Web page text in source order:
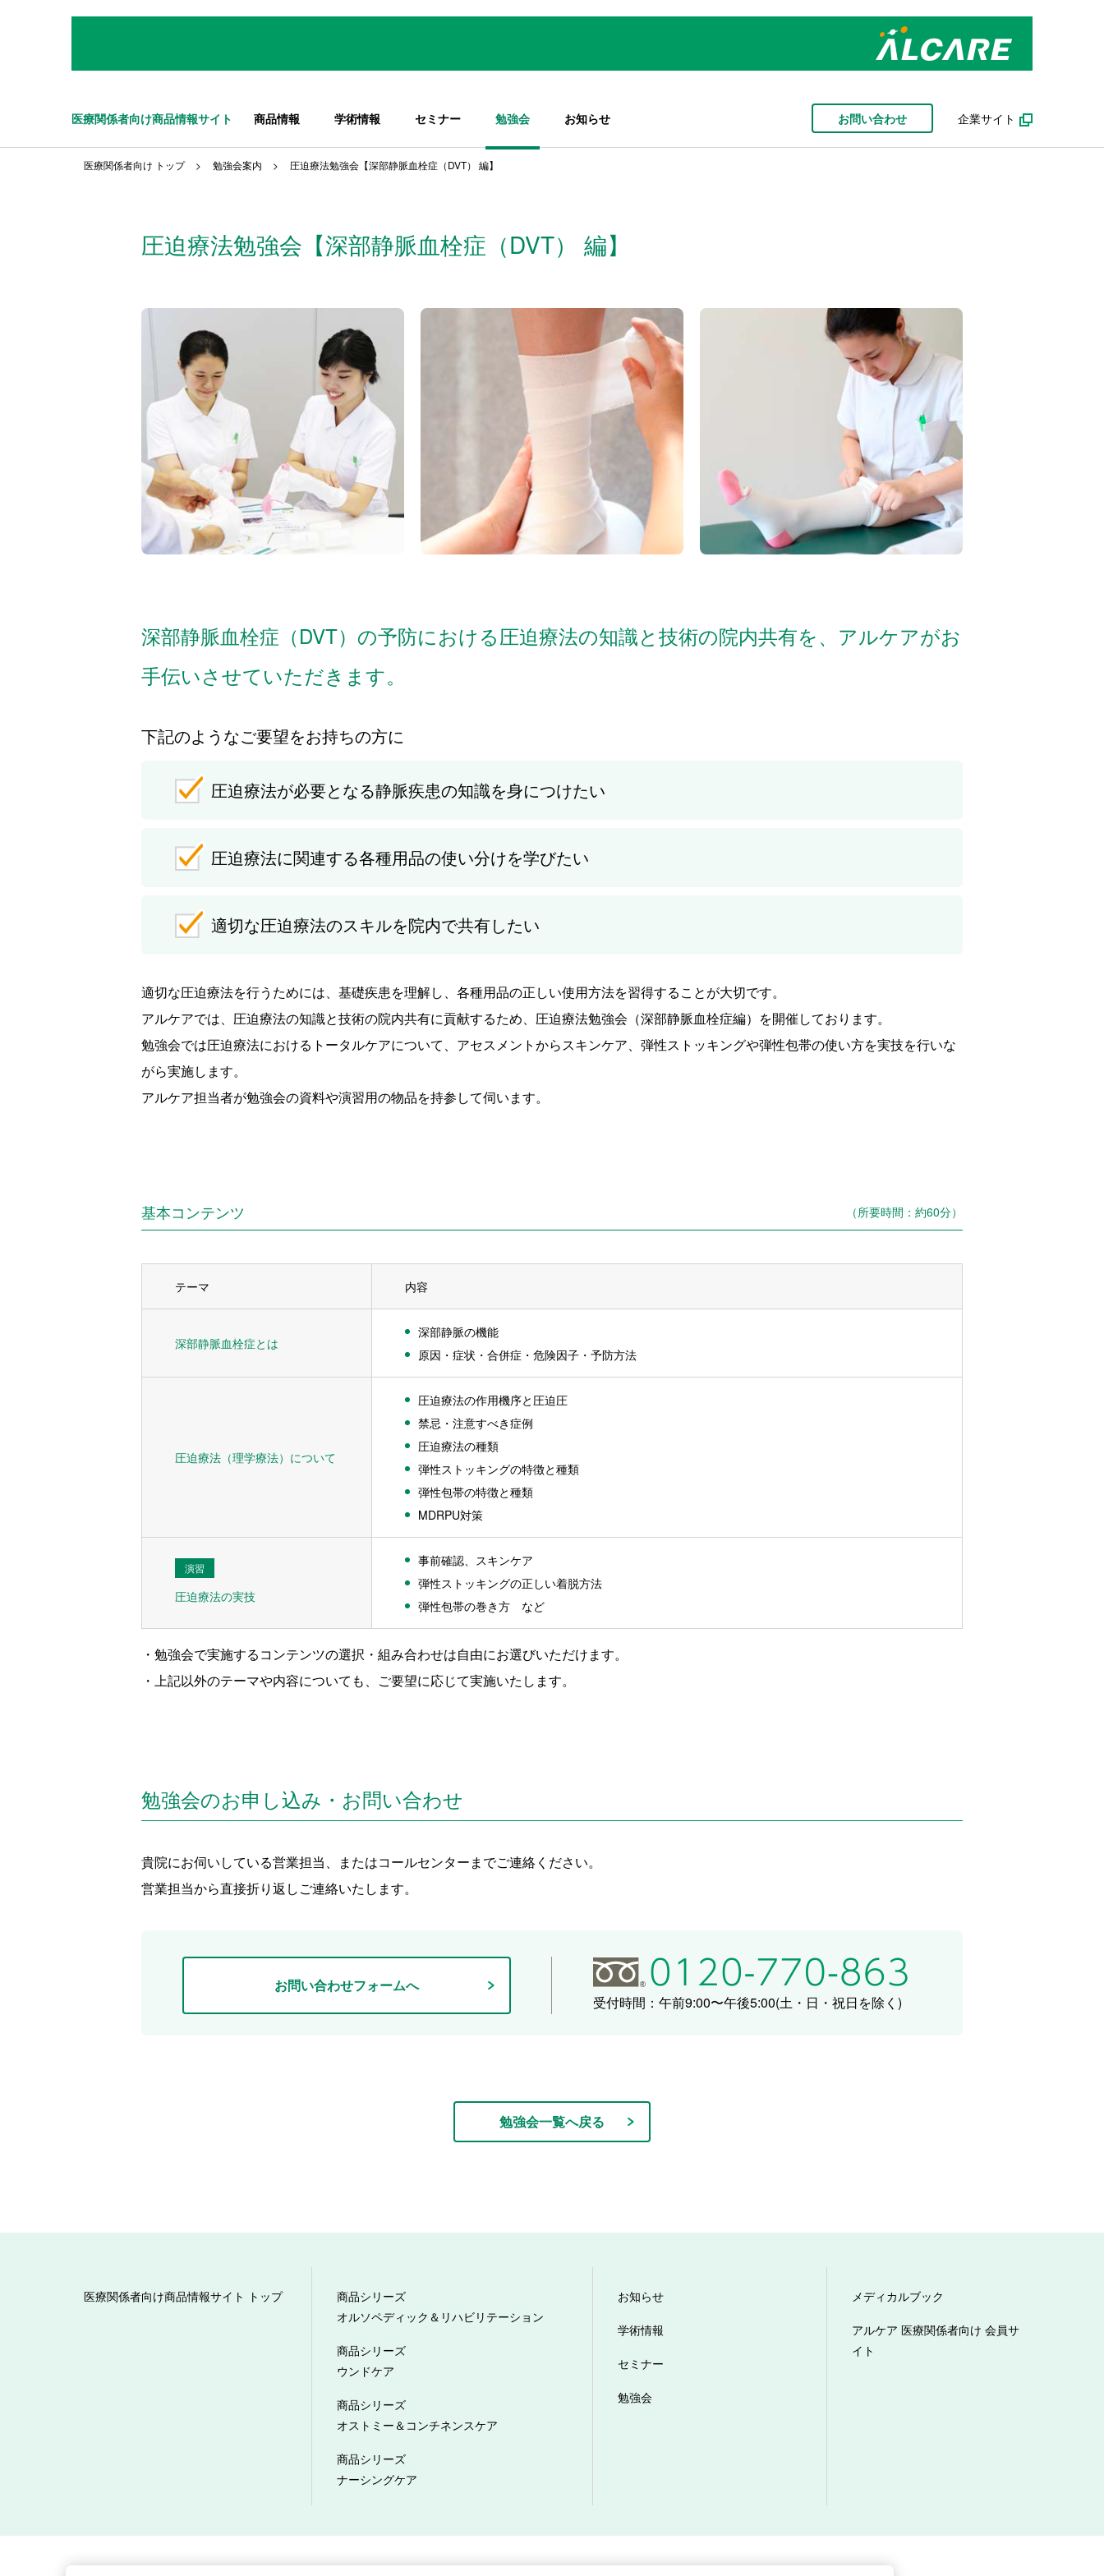
医療関係者向け商品情報サイト 商品情報 学術情報 セミナー 勉強会 お知らせ お問い合わせ 企業サイト
医療関係者向け トップ 勉強会案内 圧迫療法勉強会 【深部静脈血栓症（DVT） 編】
圧迫療法勉強会 【深部静脈血栓症（DVT） 編】
深部静脈血栓症（DVT）の予防における圧迫療法の知識と技術の院内共有を、アルケアがお
手伝いさせていただきます。
下記のようなご要望をお持ちの方に
圧迫療法が必要となる静脈疾患の知識を身につけたい
圧迫療法に関連する各種用品の使い分けを学びたい
適切な圧迫療法のスキルを院内で共有したい
適切な圧迫療法を行うためには、基礎疾患を理解し、各種用品の正しい使用方法を習得することが大切です。
アルケアでは、圧迫療法の知識と技術の院内共有に貢献するため、圧迫療法勉強会（深部静脈血栓症編）を開催しております。
勉強会では圧迫療法におけるトータルケアについて、アセスメントからスキンケア、弾性ストッキングや弾性包帯の使い方を実技を行いな
がら実施します。
アルケア担当者が勉強会の資料や演習用の物品を持参して伺います。
基本コンテンツ （所要時間：約60分）
テーマ 内容
深部静脈血栓症とは
深部静脈の機能
原因・症状・合併症・危険因子・予防方法
圧迫療法（理学療法）について
圧迫療法の作用機序と圧迫圧
禁忌・注意すべき症例
圧迫療法の種類
弾性ストッキングの特徴と種類
弾性包帯の特徴と種類
MDRPU対策
演習
圧迫療法の実技
事前確認、スキンケア
弾性ストッキングの正しい着脱方法
弾性包帯の巻き方 など
・勉強会で実施するコンテンツの選択・組み合わせは自由にお選びいただけます。
・上記以外のテーマや内容についても、ご要望に応じて実施いたします。
勉強会のお申し込み・お問い合わせ
貴院にお伺いしている営業担当、またはコールセンターまでご連絡ください。
営業担当から直接折り返しご連絡いたします。
お問い合わせフォームへ
受付時間：午前9:00〜午後5:00(土・日・祝日を除く)
勉強会一覧へ戻る
医療関係者向け商品情報サイト トップ
商品シリーズ
オルソペディック＆リハビリテーション
商品シリーズ
ウンドケア
商品シリーズ
オストミー＆コンチネンスケア
商品シリーズ
ナーシングケア
お知らせ
学術情報
セミナー
勉強会
メディカルブック
アルケア 医療関係者向け 会員サ
イト